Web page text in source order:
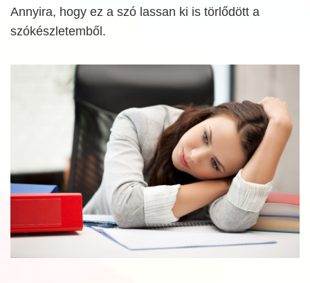
Annyira, hogy ez a szó lassan ki is törlődött a
szókészletemből.